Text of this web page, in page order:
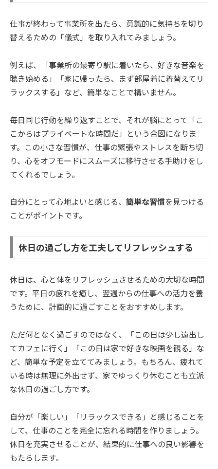
仕事が終わって事業所を出たら、意識的に気持ちを切り
替えるための「儀式」を取り入れてみましょう。
例えば、「事業所の最寄り駅に着いたら、好きな音楽を
聴き始める」「家に帰ったら、まず部屋着に着替えてリ
ラックスする」など、簡単なことで構いません。
毎日同じ行動を繰り返すことで、それが脳にとって「こ
こからはプライベートな時間だ」という合図になりま
す。この小さな習慣が、仕事の緊張やストレスを断ち切
り、心をオフモードにスムーズに移行させる手助けをし
てくれるでしょう。
自分にとって心地よいと感じる、 簡単な習慣を見つける
ことがポイントです。
休日の過ごし方を工夫してリフレッシュする
休日は、心と体をリフレッシュさせるための大切な時間
です。平日の疲れを癒し、翌週からの仕事への活力を養
うために、計画的に過ごすことをおすすめします。
ただ何となく過ごすのではなく、「この日は少し遠出し
てカフェに行く」「この日は家で好きな映画を観る」な
ど、簡単な予定を立ててみましょう。もちろん、疲れて
いる時は無理に外出せず、家でゆっくり休むことも立派
な休日の過ごし方です。
自分が「楽しい」「リラックスできる」と感じることを
して、仕事のことを完全に忘れる時間を作りましょう。
休日を充実させることが、結果的に仕事への良い影響を
もたらします。